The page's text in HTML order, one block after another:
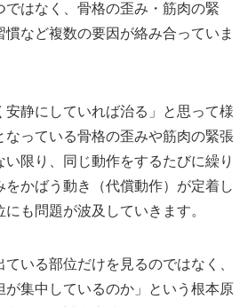
ではなく、骨格の歪み・筋肉の緊
など複数の要因が絡み合っていま
安静にしていれば治る」と思って様
なっている骨格の歪みや筋肉の緊張
限り、同じ動作をするたびに繰り
かばう動き（代償動作）が定着し
も問題が波及していきます。
いる部位だけを見るのではなく、
が集中しているのか」という根本原